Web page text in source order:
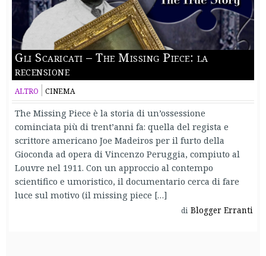
Gli Scaricati – The Missing Piece: la
recensione
ALTRO CINEMA
The Missing Piece è la storia di un’ossessione
cominciata più di trent’anni fa: quella del regista e
scrittore americano Joe Madeiros per il furto della
Gioconda ad opera di Vincenzo Peruggia, compiuto al
Louvre nel 1911. Con un approccio al contempo
scientifico e umoristico, il documentario cerca di fare
luce sul motivo (il missing piece […]
di Blogger Erranti